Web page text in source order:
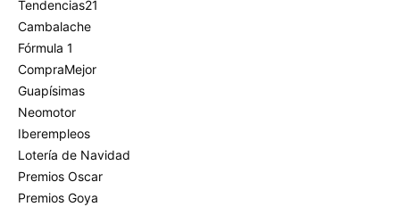
Tendencias21
Cambalache
Fórmula 1
CompraMejor
Guapísimas
Neomotor
Iberempleos
Lotería de Navidad
Premios Oscar
Premios Goya